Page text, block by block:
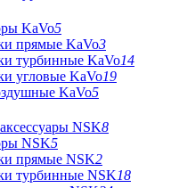
KaVo5
прямые KaVo3
турбинные KaVo14
угловые KaVo19
KaVo5
NSK8
NSK5
прямые NSK2
турбинные NSK18